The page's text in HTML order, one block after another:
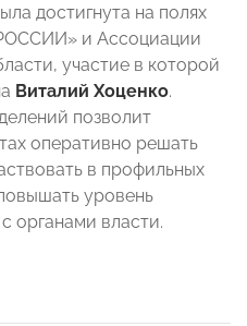
достигнута на полях
и Ассоциации
участие в которой
Виталий Хоценко.
позволит
оперативно решать
в профильных
уровень
органами власти.